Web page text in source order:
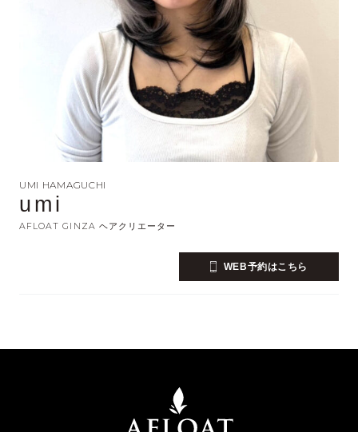
UMI HAMAGUCHI
umi‎
AFLOAT GINZA ヘアクリエーター
WEB予約はこちら